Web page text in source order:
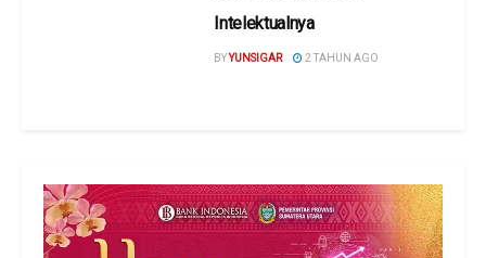
Intelektualnya
BYYUNSIGAR 2 TAHUN AGO